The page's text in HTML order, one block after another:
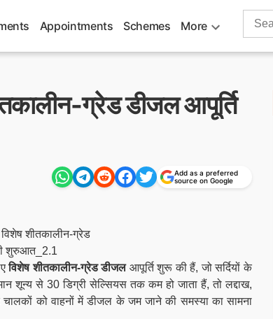
Appointments Schemes More
Search
ग्रेड डीजल आपूर्ति
Add as a preferred
source on Google
विशेष शीतकालीन-ग्रेड डीजलआपूर्ति शुरू की हैं, जो सर्दियों के
शून्य से 30 डिग्री सेल्सियस तक कम हो जाता हैं, तो लद्दाख,
को वाहनों में डीजल के जम जाने की समस्या का सामना